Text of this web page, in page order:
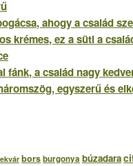
ahogy a család
krémes, ez a süti a
fánk, a család nagy
egyszerű és
borsburgonya búzadara